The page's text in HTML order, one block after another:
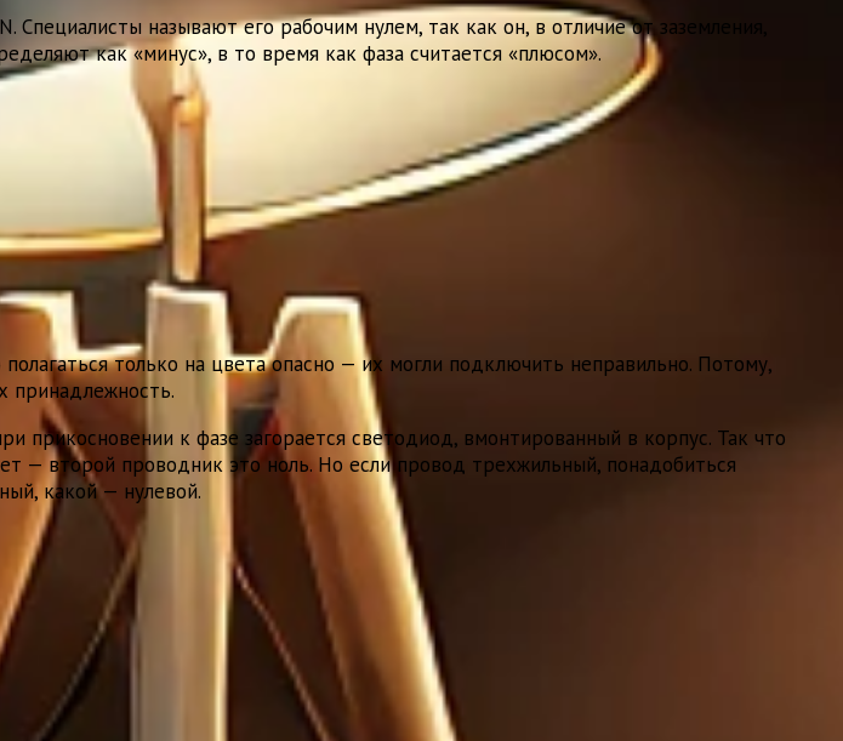
называют его рабочим нулем, так как он, в отличие от заземления,
как «минус», в то время как фаза считается «плюсом».
только на цвета опасно — их могли подключить неправильно. Потому,
принадлежность.
прикосновении к фазе загорается светодиод, вмонтированный в корпус. Так что
— второй проводник это ноль. Но если провод трехжильный, понадобиться
какой — нулевой.